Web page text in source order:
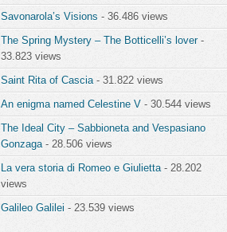
Savonarola’s Visions - 36.486 views
The Spring Mystery – The Botticelli’s lover-
33.823 views
Saint Rita of Cascia- 31.822 views
An enigma named Celestine V - 30.544 views
The Ideal City – Sabbioneta and Vespasiano
Gonzaga- 28.506 views
La vera storia di Romeo e Giulietta- 28.202
views
Galileo Galilei - 23.539 views